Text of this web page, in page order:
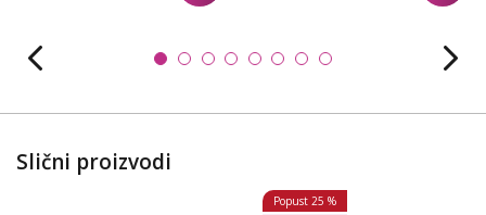
Slični proizvodi
Popust 25 %